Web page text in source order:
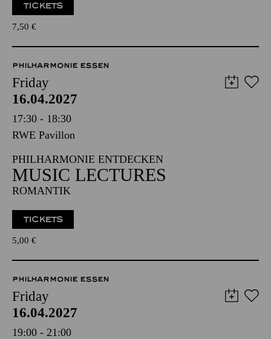
TICKETS
7,50 €
PHILHARMONIE ESSEN
Friday
16.04.2027
17:30 - 18:30
RWE Pavillon
PHILHARMONIE ENTDECKEN
MUSIC LECTURES
ROMANTIK
TICKETS
5,00 €
PHILHARMONIE ESSEN
Friday
16.04.2027
19:00 - 21:00